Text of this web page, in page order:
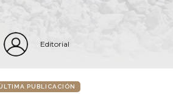
Editorial
PUBLICACIÓN